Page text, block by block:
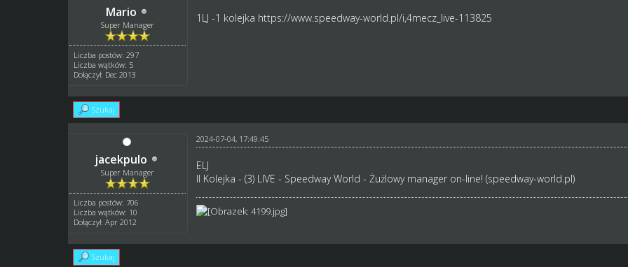
Mario
Super Manager
Liczba postów: 297
Liczba wątków: 5
Dołączył: Dec 2013
1LJ -1 kolejka https://www.speedway-world.pl/i,4mecz_live-113825
Szukaj
jacekpulo
Super Manager
Liczba postów: 706
Liczba wątków: 10
Dołączył: Apr 2012
2024-07-04, 17:49:45
ELJ
II Kolejka - (3) LIVE - Speedway World - Żużlowy manager on-line! (speedway-world.pl)
Szukaj